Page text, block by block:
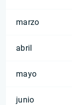
marzo
abril
mayo
junio